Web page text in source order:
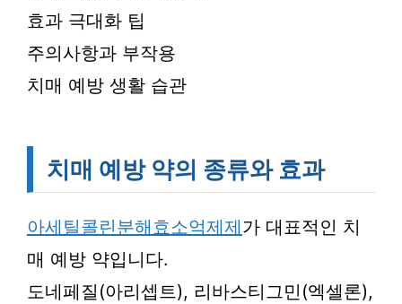
효과 극대화 팁
주의사항과 부작용
치매 예방 생활 습관
치매 예방 약의 종류와 효과
아세틸콜린분해효소억제제가 대표적인 치
매 예방 약입니다.
도네페질(아리셉트), 리바스티그민(엑셀론),